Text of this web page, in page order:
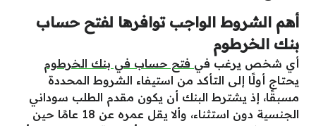
أهم الشروط الواجب توافرها لفتح حساب
بنك الخرطوم
أي شخص يرغب في فتح حساب في بنك الخرطوم
يحتاج أولًا إلى التأكد من استيفاء الشروط المحددة
مسبقًا، إذ يشترط البنك أن يكون مقدم الطلب سوداني
الجنسية دون استثناء، وألا يقل عمره عن 18 عامًا حين